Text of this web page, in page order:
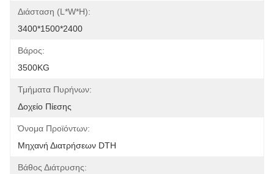
Διάσταση (l*w*h):
3400*1500*2400
Βάρος:
3500KG
Τμήματα Πυρήνων:
Δοχείο Πίεσης
Όνομα Προϊόντων:
Μηχανή Διατρήσεων DTH
Βάθος Διάτρυσης: